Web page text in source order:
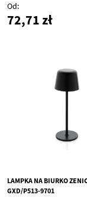
Od
72,71 zł
LAMPKA NA BIURKO
GXD/P513-9701